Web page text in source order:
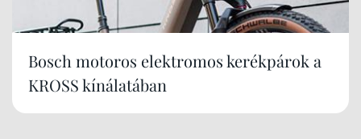
Bosch motoros elektromos kerékpárok a
KROSS kínálatában